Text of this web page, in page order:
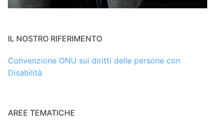
IL NOSTRO RIFERIMENTO
Convenzione ONU sui diritti delle persone con
Disabilità
AREE TEMATICHE